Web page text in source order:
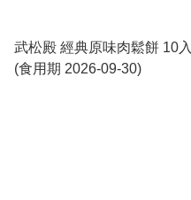
武松殿 經典原味肉鬆餅 10入
(食用期 2026-09-30)